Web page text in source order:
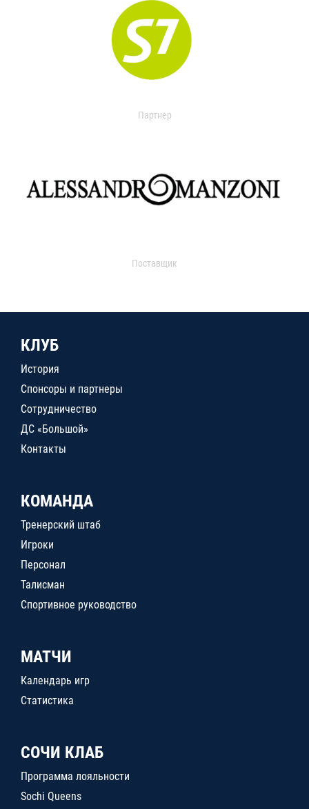
Партнер
Поставщик
КЛУБ
История
Спонсоры и партнеры
Сотрудничество
ДС «Большой»
Контакты
КОМАНДА
Тренерский штаб
Игроки
Персонал
Талисман
Спортивное руководство
МАТЧИ
Календарь игр
Статистика
СОЧИ КЛАБ
Программа лояльности
Sochi Queens